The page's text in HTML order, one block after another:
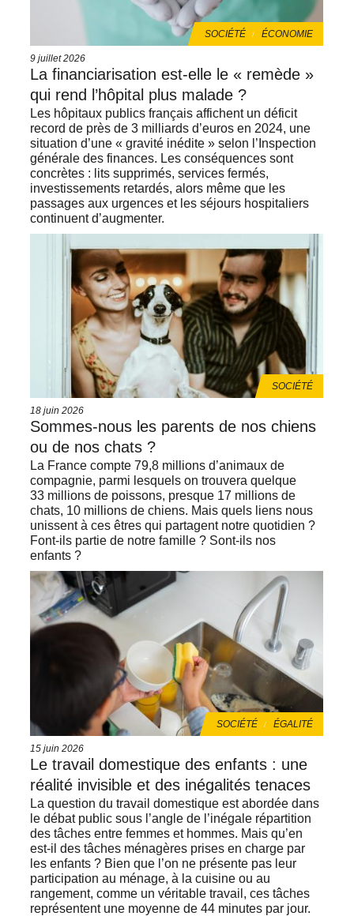
THÈMES
SOCIÉTÉ ÉCONOMIE
Date
de
publication
9 juillet 2026
La financiarisation est‑elle le « remède »
qui rend l’hôpital plus malade ?
Les hôpitaux publics français affichent un déficit
record de près de 3 milliards d’euros en 2024, une
situation d’une « gravité inédite » selon l’Inspection
générale des finances. Les conséquences sont
concrètes : lits supprimés, services fermés,
investissements retardés, alors même que les
passages aux urgences et les séjours hospitaliers
continuent d’augmenter.
vignette
THÈMES
SOCIÉTÉ
Date
de
publication
18 juin 2026
Sommes‑nous les parents de nos chiens
ou de nos chats ?
La France compte 79,8 millions d’animaux de
compagnie, parmi lesquels on trouvera quelque
33 millions de poissons, presque 17 millions de
chats, 10 millions de chiens. Mais quels liens nous
unissent à ces êtres qui partagent notre quotidien ?
Font-ils partie de notre famille ? Sont-ils nos
enfants ?
Image
vignette
THÈMES
SOCIÉTÉ ÉGALITÉ
Date
de
publication
15 juin 2026
Le travail domestique des enfants : une
réalité invisible et des inégalités tenaces
La question du travail domestique est abordée dans
le débat public sous l’angle de l’inégale répartition
des tâches entre femmes et hommes. Mais qu’en
est-il des tâches ménagères prises en charge par
les enfants ? Bien que l’on ne présente pas leur
participation au ménage, à la cuisine ou au
rangement, comme un véritable travail, ces tâches
représentent une moyenne de 44 minutes par jour.